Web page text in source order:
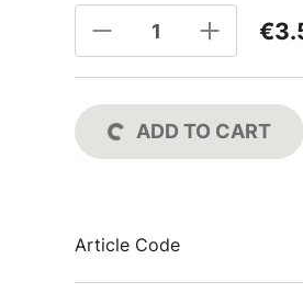
ADD TO CART
Article Code